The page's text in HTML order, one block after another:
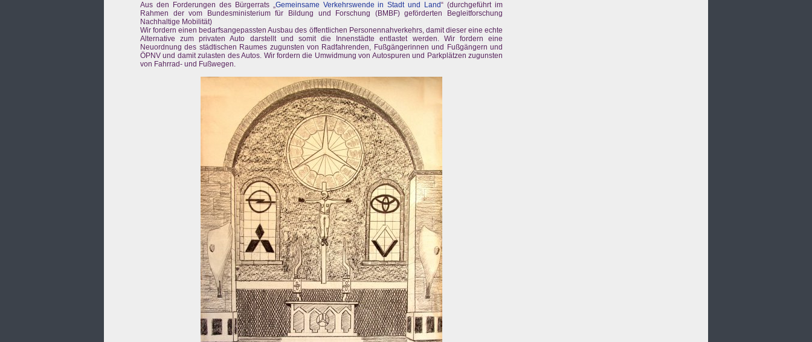
Aus den Forderungen des Bürgerrats „Gemeinsame Verkehrswende in Stadt und Land“ (durchgeführt im
Rahmen der vom Bundesministerium für Bildung und Forschung (BMBF) geförderten Begleitforschung
Nachhaltige Mobilität)
Wir fordern einen bedarfsangepassten Ausbau des öffentlichen Personennahverkehrs, damit dieser eine echte
Alternative zum privaten Auto darstellt und somit die Innenstädte entlastet werden. Wir fordern eine
Neuordnung des städtischen Raumes zugunsten von Radfahrenden, Fußgängerinnen und Fußgängern und
ÖPNV und damit zulasten des Autos. Wir fordern die Umwidmung von Autospuren und Parkplätzen zugunsten
von Fahrrad- und Fußwegen.